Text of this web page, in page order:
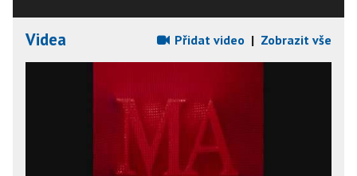
Videa Přidat video | Zobrazit vše